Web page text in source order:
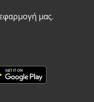
μας.